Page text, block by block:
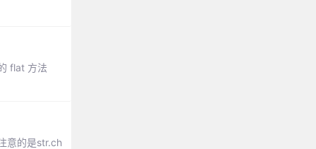
flat 方法
意的是str.ch